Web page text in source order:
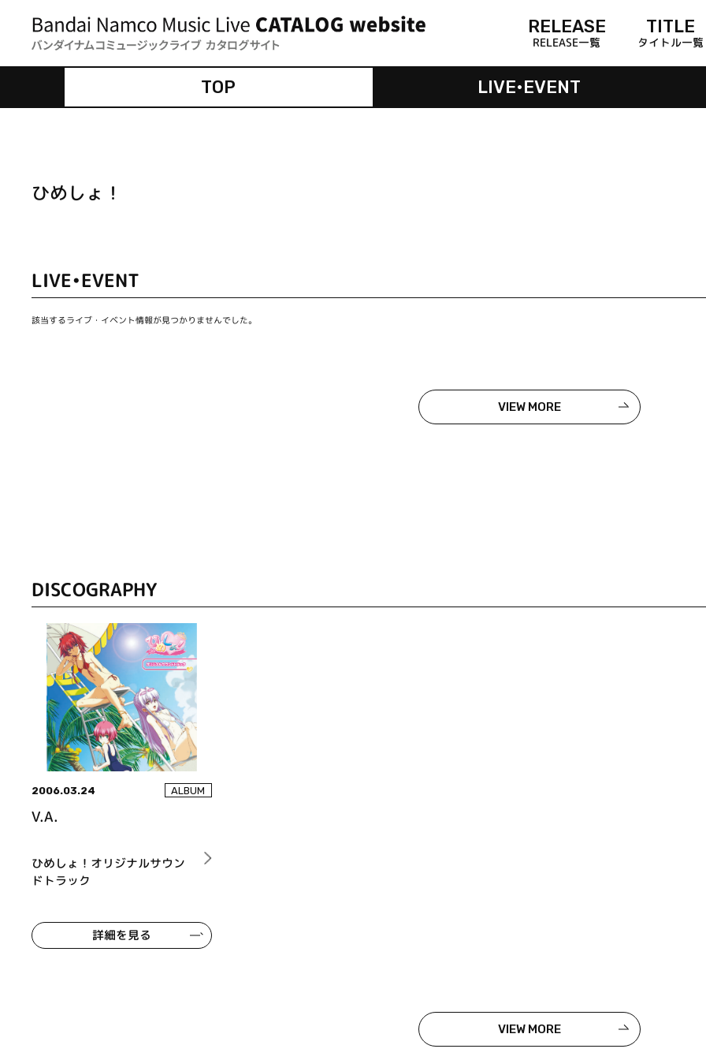
RELEASE
RELEASE一覧
TITLE
タイトル一覧
TOP LIVE•EVENT
ひめしょ！
LIVE•EVENT
該当するライブ・イベント情報が見つかりませんでした。
VIEW MORE
DISCOGRAPHY
2006.03.24 ALBUM
V.A.
ひめしょ！オリジナルサウン
ドトラック
詳細を見る
VIEW MORE